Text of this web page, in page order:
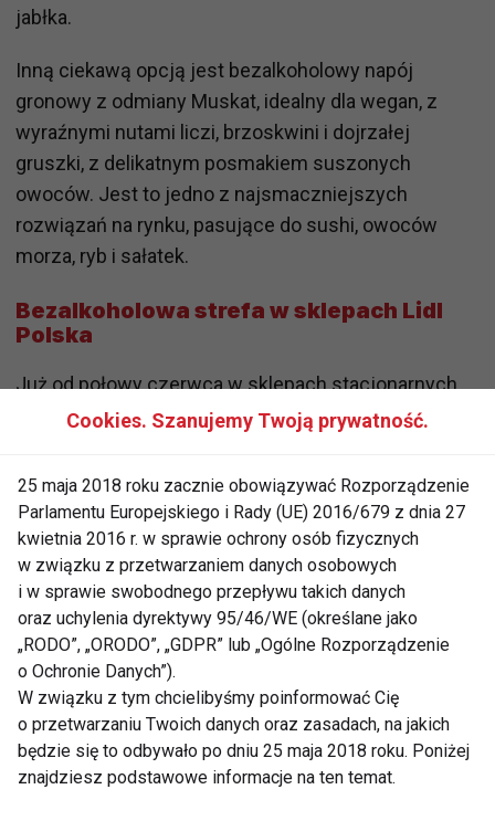
jabłka.
Inną ciekawą opcją jest bezalkoholowy napój
gronowy z odmiany Muskat, idealny dla wegan, z
wyraźnymi nutami liczi, brzoskwini i dojrzałej
gruszki, z delikatnym posmakiem suszonych
owoców. Jest to jedno z najsmaczniejszych
rozwiązań na rynku, pasujące do sushi, owoców
morza, ryb i sałatek.
Bezalkoholowa strefa w sklepach Lidl
Polska
Już od połowy czerwca w sklepach stacjonarnych
Lidl Polska będzie pojawiać się specjalna strefa z
potowarzyszy klientom sieci. W ofercie znajdą się
białe, czerwone i musujące napoje gronowe, a także
inne trunki. Dodatkowo, przez cały czerwiec, na
lidlowych półkach można znaleźć bezalkoholowe
piwa kraftowe z Browaru Trzech Kumpli. W stałym
asortymencie sieci klienci znajdą również piwo
marki własnej Argus 0% w smakach: Aloe vera,
grejpfrut oraz cytryna-mięta, a także Perlenbacher
pszeniczne 0%.
Bez względu na to, czy planujemy spotkanie z
Cookies. Szanujemy Twoją prywatność.
25 maja 2018 roku zacznie obowiązywać Rozporządzenie
Parlamentu Europejskiego i Rady (UE) 2016/679 z dnia 27
kwietnia 2016 r. w sprawie ochrony osób fizycznych
w związku z przetwarzaniem danych osobowych
i w sprawie swobodnego przepływu takich danych
oraz uchylenia dyrektywy 95/46/WE (określane jako
„RODO”, „ORODO”, „GDPR” lub „Ogólne Rozporządzenie
o Ochronie Danych”).
W związku z tym chcielibyśmy poinformować Cię
o przetwarzaniu Twoich danych oraz zasadach, na jakich
będzie się to odbywało po dniu 25 maja 2018 roku. Poniżej
znajdziesz podstawowe informacje na ten temat.